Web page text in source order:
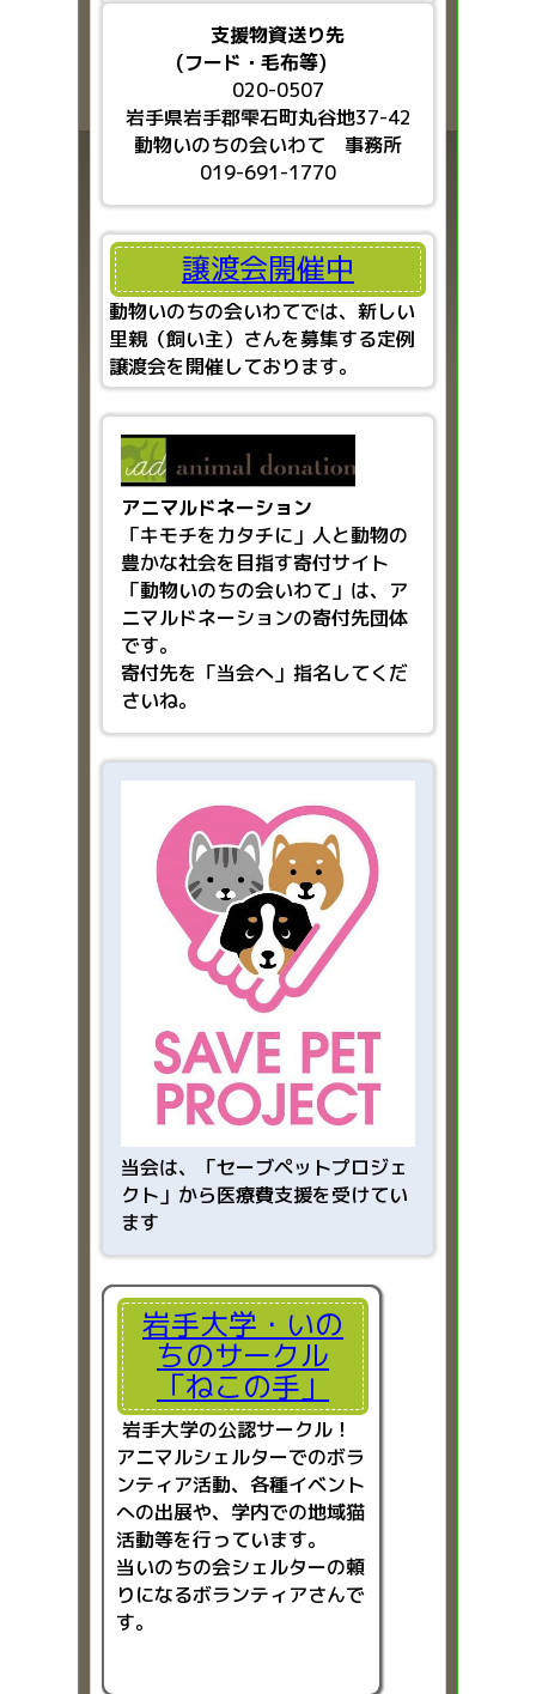
支援物資送り先
(フード・毛布等)
020-0507
岩手県岩手郡雫石町丸谷地37-42
動物いのちの会いわて 事務所
019-691-1770
譲渡会開催中
動物いのちの会いわてでは、新しい
里親（飼い主）さんを募集する定例
譲渡会を開催しております。
アニマルドネーション
「キモチをカタチに」人と動物の
豊かな社会を目指す寄付サイト
「動物いのちの会いわて」は、ア
ニマルドネーションの寄付先団体
です。
寄付先を「当会へ」指名してくだ
さいね。
当会は、「セーブペットプロジェ
クト」から医療費支援を受けてい
ます
岩手大学・いの
ちのサークル
「ねこの手」
岩手大学の公認サークル！
アニマルシェルターでのボラ
ンティア活動、各種イベント
への出展や、学内での地域猫
活動等を行っています。
当いのちの会シェルターの頼
りになるボランティアさんで
す。